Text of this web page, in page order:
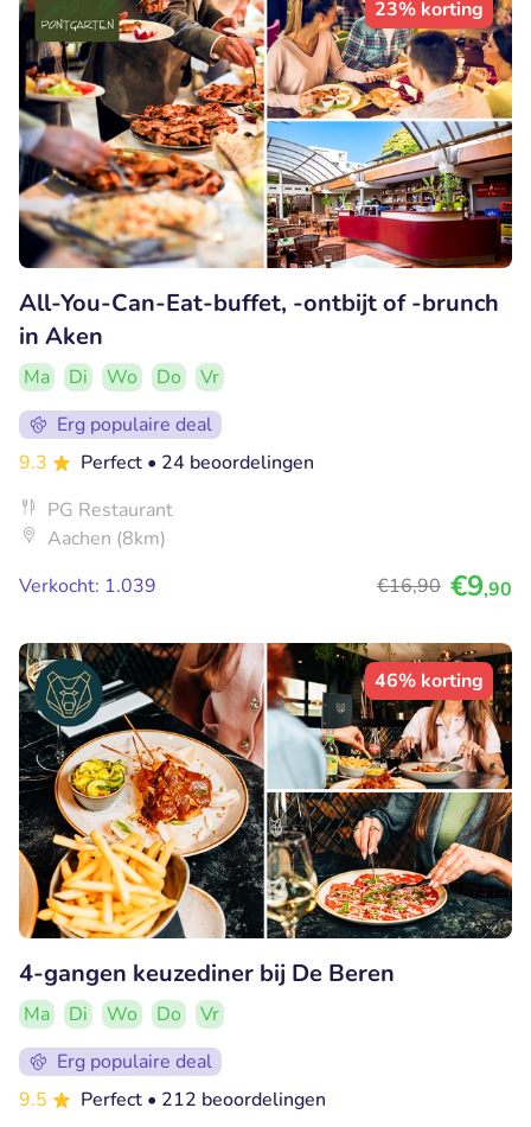
23% korting
All-You-Can-Eat-buffet, -ontbijt of -brunch
in Aken
Ma Di Wo Do
Vr
Erg populaire deal
9.3
Perfect • 24 beoordelingen
PG Restaurant
Aachen (8km)
Verkocht: 1.039
€16,90 €9,90
46% korting
4-gangen keuzediner bij De Beren
Ma Di Wo Do
Vr
Erg populaire deal
9.5
Perfect • 212 beoordelingen